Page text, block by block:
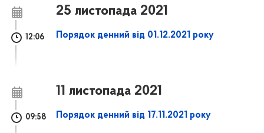
25 листопада 2021
12:06 Порядок денний від 01.12.2021 року
11 листопада 2021
09:58 Порядок денний від 17.11.2021 року